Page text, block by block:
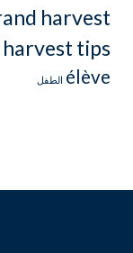
harvest
tips
élève الطفل